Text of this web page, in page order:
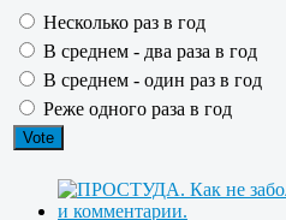
Несколько раз в год
В среднем - два раза в год
В среднем - один раз в год
Реже одного раза в год